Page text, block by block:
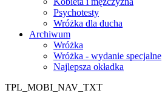
Psychotesty
Wróżka dla ducha
Archiwum
Wróżka
Wróżka - wydanie specjalne
Najlepsza okładka
TPL_MOBI_NAV_TXT